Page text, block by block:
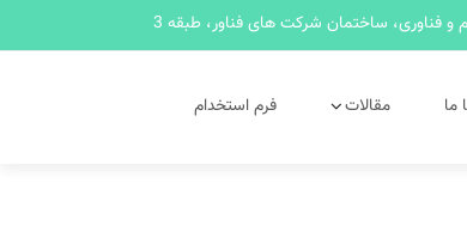
فناوری، ساختمان شرکت های فناور، طبقه 3
ما مقالات فرم استخدام